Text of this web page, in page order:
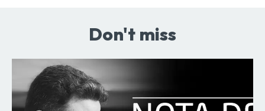
Don't miss